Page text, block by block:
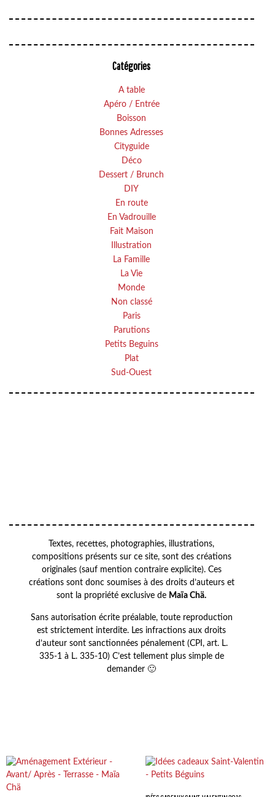
Catégories
A table
Apéro / Entrée
Boisson
Bonnes Adresses
Cityguide
Déco
Dessert / Brunch
DIY
En route
En Vadrouille
Fait Maison
Illustration
La Famille
La Vie
Monde
Non classé
Paris
Parutions
Petits Beguins
Plat
Sud-Ouest
Textes, recettes, photographies, illustrations,
compositions présents sur ce site, sont des créations
originales (sauf mention contraire explicite). Ces
créations sont donc soumises à des droits d’auteurs et
sont la propriété exclusive de Maïa Chä.
Sans autorisation écrite préalable, toute reproduction
est strictement interdite. Les infractions aux droits
d’auteur sont sanctionnées pénalement (CPI, art. L.
335-1 à L. 335-10) C’est tellement plus simple de
demander 🙂